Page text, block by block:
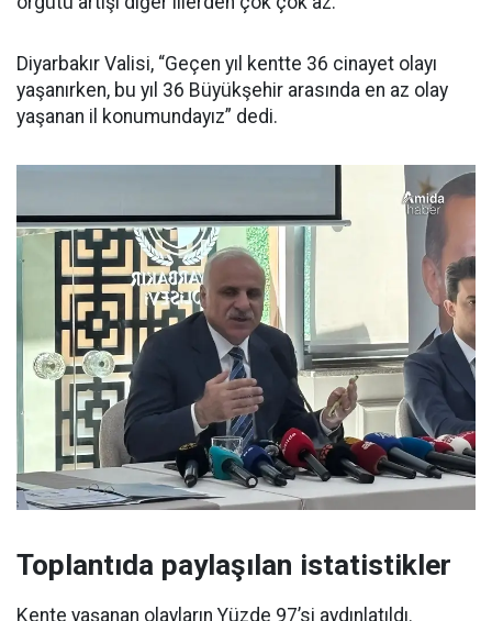
Diyarbakır Valisi, “Geçen yıl kentte 36 cinayet olayı
yaşanırken, bu yıl 36 Büyükşehir arasında en az olay
yaşanan il konumundayız” dedi.
Toplantıda paylaşılan istatistikler
Kente yaşanan olayların Yüzde 97’si aydınlatıldı.